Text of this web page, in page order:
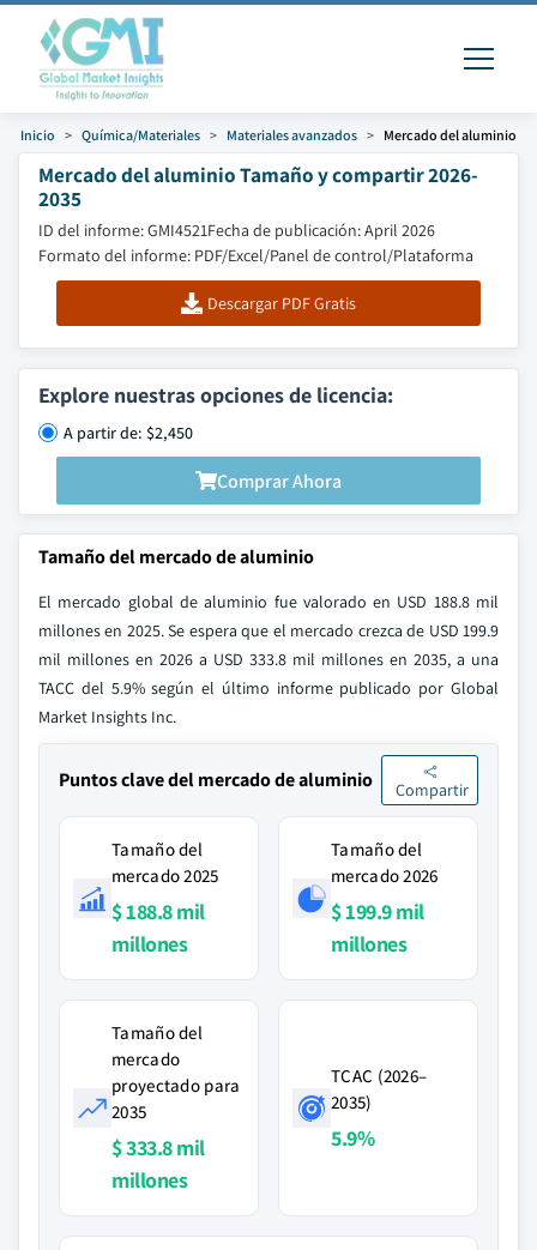
Inicio Química/Materiales Materiales avanzados Mercado del aluminio
Mercado del aluminio Tamaño y compartir 2026-
2035
ID del informe: GMI4521Fecha de publicación: April 2026
Formato del informe: PDF/Excel/Panel de control/Plataforma
Descargar PDF Gratis
Explore nuestras opciones de licencia:
A partir de: $2,450
Comprar Ahora
Tamaño del mercado de aluminio
El mercado global de aluminio fue valorado en USD 188.8 mil
millones en 2025. Se espera que el mercado crezca de USD 199.9
mil millones en 2026 a USD 333.8 mil millones en 2035, a una
TACC del 5.9% según el último informe publicado por Global
Market Insights Inc.
Puntos clave del mercado de aluminio Compartir
Tamaño del
mercado 2025
$ 188.8 mil
millones
Tamaño del
mercado 2026
$ 199.9 mil
millones
Tamaño del
mercado
proyectado para
2035
$ 333.8 mil
millones
TCAC (2026–
2035)
5.9%